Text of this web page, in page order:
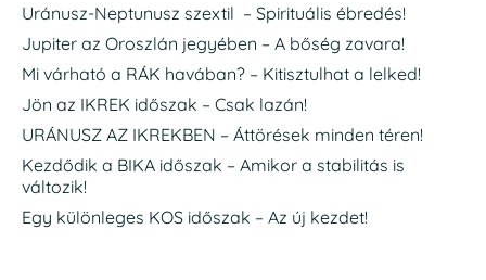
Uránusz-Neptunusz szextil – Spirituális ébredés!
Jupiter az Oroszlán jegyében – A bőség zavara!
Mi várható a RÁK havában? – Kitisztulhat a lelked!
Jön az IKREK időszak – Csak lazán!
URÁNUSZ AZ IKREKBEN – Áttörések minden téren!
Kezdődik a BIKA időszak – Amikor a stabilitás is
változik!
Egy különleges KOS időszak – Az új kezdet!